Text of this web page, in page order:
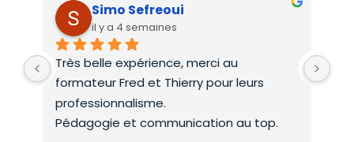
Simo Sefreoui
il y a 4 semaines
Très belle expérience, merci au
formateur Fred et Thierry pour leurs
professionnalisme.
Pédagogie et communication au top.